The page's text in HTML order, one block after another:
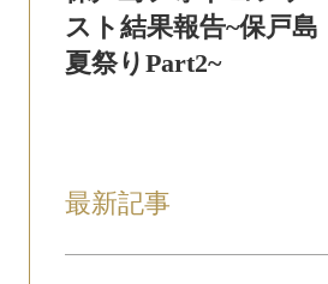
スト結果報告~保戸島
夏祭りPart2~
最新記事